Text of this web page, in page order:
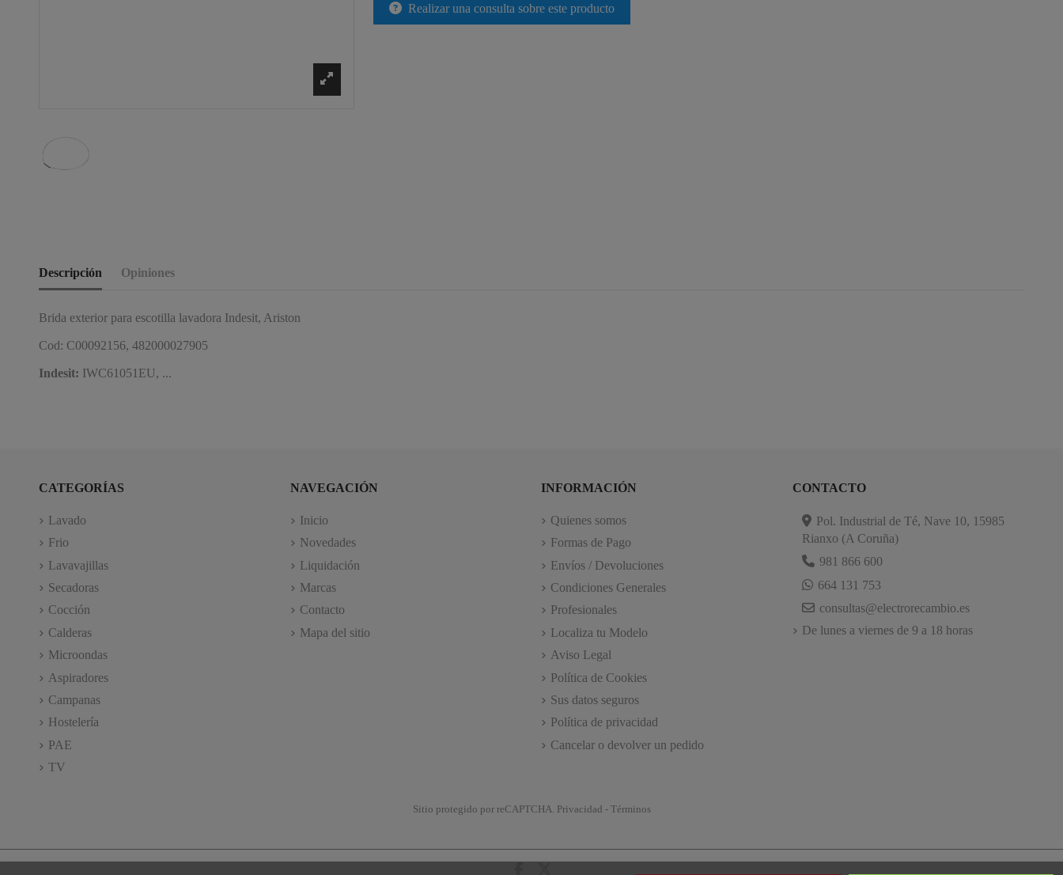
Realizar una consulta sobre este producto
Descripción Opiniones
Brida exterior para escotilla lavadora Indesit, Ariston
Cod: C00092156, 482000027905
Indesit: IWC61051EU, ...
CATEGORÍAS
Lavado
Frio
Lavavajillas
Secadoras
Cocción
Calderas
Microondas
Aspiradores
Campanas
Hostelería
PAE
TV
NAVEGACIÓN
Inicio
Novedades
Liquidación
Marcas
Contacto
Mapa del sitio
INFORMACIÓN
Quienes somos
Formas de Pago
Envíos / Devoluciones
Condiciones Generales
Profesionales
Localiza tu Modelo
Aviso Legal
Política de Cookies
Sus datos seguros
Política de privacidad
Cancelar o devolver un pedido
CONTACTO
Pol. Industrial de Té, Nave 10, 15985
Rianxo (A Coruña)
981 866 600
664 131 753
consultas@electrorecambio.es
De lunes a viernes de 9 a 18 horas
Sitio protegido por reCAPTCHA. Privacidad - Términos